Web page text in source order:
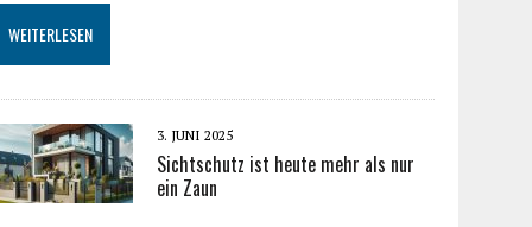
WEITERLESEN
3. JUNI 2025
Sichtschutz ist heute mehr als nur
ein Zaun